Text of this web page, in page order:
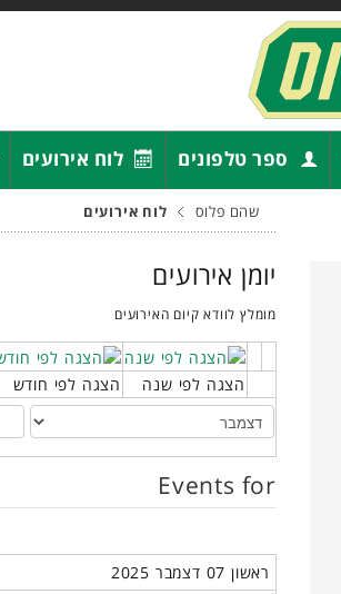
ספר טלפונים לוח אירועים
שהם פלוס לוח אירועים
יומן אירועים
מומלץ לוודא קיום האירועים
הצגה לפי שנה הצגה לפי חודש
Events for
ראשון 07 דצמבר 2025